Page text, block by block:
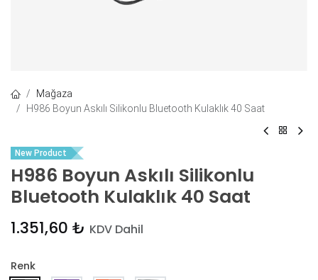
Mağaza
H986 Boyun Askılı Silikonlu Bluetooth Kulaklık 40 Saat
New Product
H986 Boyun Askılı Silikonlu
Bluetooth Kulaklık 40 Saat
1.351,60 ₺ KDV Dahil
Renk